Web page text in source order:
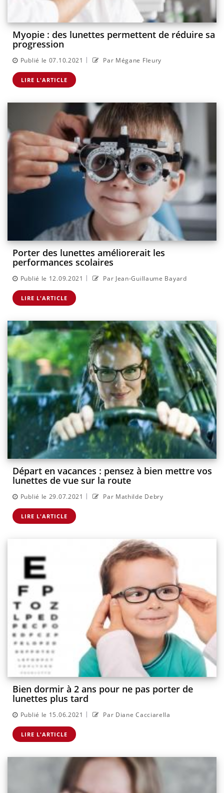
Myopie : des lunettes permettent de réduire sa
progression
Publié le 07.10.2021 | Par Mégane Fleury
LIRE L'ARTICLE
Porter des lunettes améliorerait les
performances scolaires
Publié le 12.09.2021 | Par Jean-Guillaume Bayard
LIRE L'ARTICLE
Départ en vacances : pensez à bien mettre vos
lunettes de vue sur la route
Publié le 29.07.2021 | Par Mathilde Debry
LIRE L'ARTICLE
Bien dormir à 2 ans pour ne pas porter de
lunettes plus tard
Publié le 15.06.2021 | Par Diane Cacciarella
LIRE L'ARTICLE